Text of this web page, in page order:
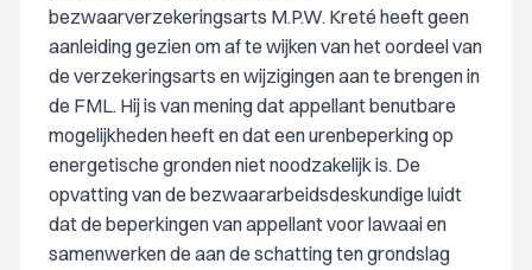
bezwaarverzekeringsarts M.P.W. Kreté heeft geen
aanleiding gezien om af te wijken van het oordeel van
de verzekeringsarts en wijzigingen aan te brengen in
de FML. Hij is van mening dat appellant benutbare
mogelijkheden heeft en dat een urenbeperking op
energetische gronden niet noodzakelijk is. De
opvatting van de bezwaararbeidsdeskundige luidt
dat de beperkingen van appellant voor lawaai en
samenwerken de aan de schatting ten grondslag